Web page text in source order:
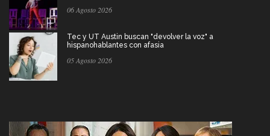
06 Agosto 2026
Tec y UT Austin buscan "devolver la voz" a
hispanohablantes con afasia
05 Agosto 2026